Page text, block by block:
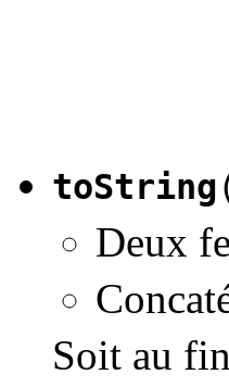
toString
Deux
Soit au